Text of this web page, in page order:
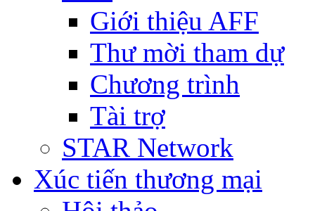
Giới thiệu AFF
Thư mời tham dự
Chương trình
Tài trợ
STAR Network
Xúc tiến thương mại